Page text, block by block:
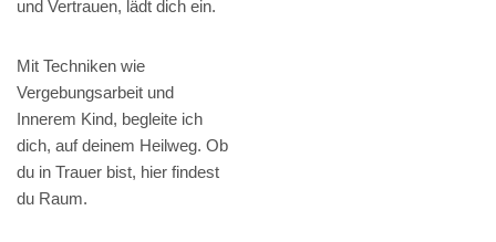
und Vertrauen, lädt dich ein.
Mit Techniken wie
Vergebungsarbeit und
Innerem Kind, begleite ich
dich, auf deinem Heilweg. Ob
du in Trauer bist, hier findest
du Raum.